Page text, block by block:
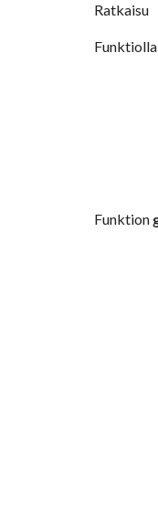
Ratkaisu
Funktiolla
Funktion